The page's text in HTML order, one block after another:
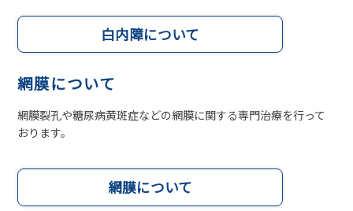
白内障について
網膜について
網膜裂孔や糖尿病黄斑症などの網膜に関する専門治療を行って
おります。
網膜について